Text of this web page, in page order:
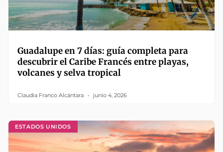
Guadalupe en 7 días: guía completa para
descubrir el Caribe Francés entre playas,
volcanes y selva tropical
Claudia Franco Alcántara junio 4, 2026
ESTADOS UNIDOS